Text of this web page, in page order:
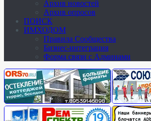
Архив новостей
Архив опросов
ПОИСК
ИМХОДОМ
Правила Сообщества
Бизнес-интеграция
Форма связи с Админами